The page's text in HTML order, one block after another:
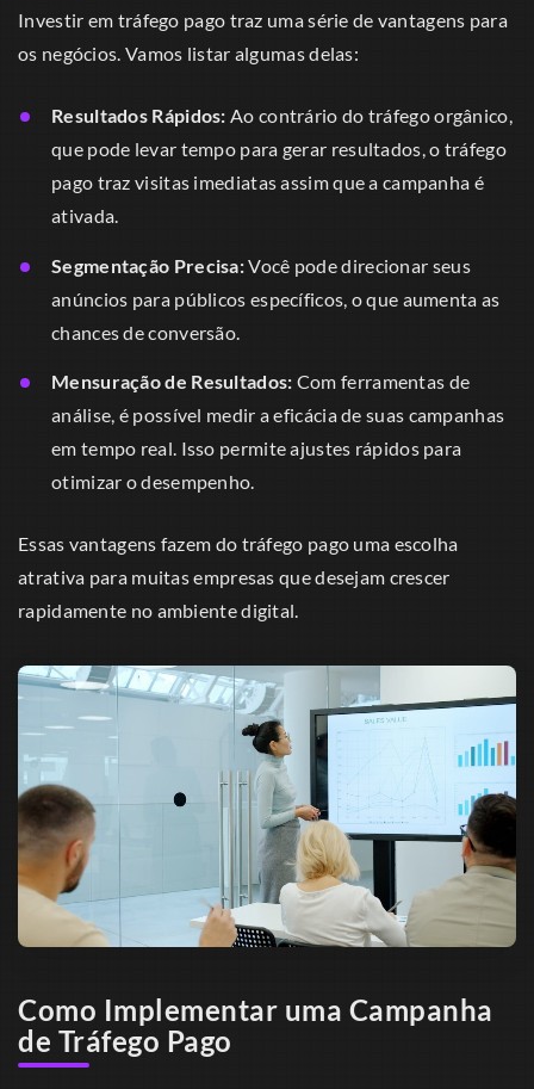
Investir em tráfego pago traz uma série de vantagens para
os negócios. Vamos listar algumas delas:
Resultados Rápidos: Ao contrário do tráfego orgânico,
que pode levar tempo para gerar resultados, o tráfego
pago traz visitas imediatas assim que a campanha é
ativada.
Segmentação Precisa:Você pode direcionar seus
anúncios para públicos específicos, o que aumenta as
chances de conversão.
Mensuração de Resultados: Com ferramentas de
análise, é possível medir a eficácia de suas campanhas
em tempo real. Isso permite ajustes rápidos para
otimizar o desempenho.
Essas vantagens fazem do tráfego pago uma escolha
atrativa para muitas empresas que desejam crescer
rapidamente no ambiente digital.
Como Implementar uma Campanha
de Tráfego Pago